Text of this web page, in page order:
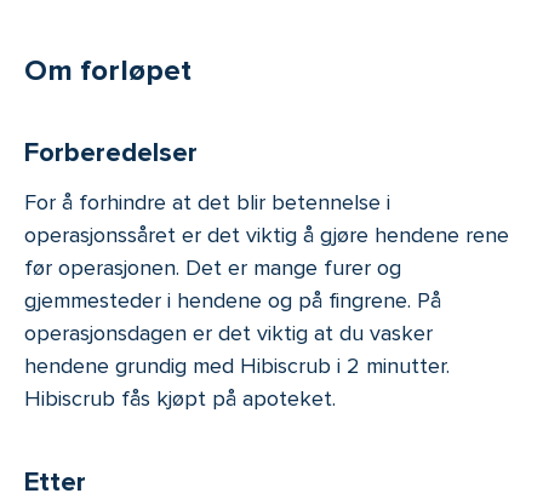
Om forløpet
Forberedelser
For å forhindre at det blir betennelse i
operasjonssåret er det viktig å gjøre hendene rene
før operasjonen. Det er mange furer og
gjemmesteder i hendene og på fingrene. På
operasjonsdagen er det viktig at du vasker
hendene grundig med Hibiscrub i 2 minutter.
Hibiscrub fås kjøpt på apoteket.
Etter